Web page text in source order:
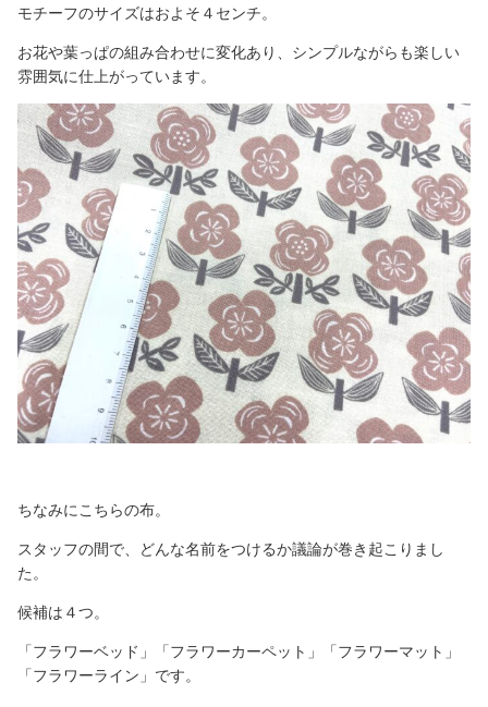
モチーフのサイズはおよそ４センチ。
お花や葉っぱの組み合わせに変化あり、シンプルながらも楽しい
雰囲気に仕上がっています。
ちなみにこちらの布。
スタッフの間で、どんな名前をつけるか議論が巻き起こりまし
た。
候補は４つ。
「フラワーベッド」「フラワーカーペット」「フラワーマット」
「フラワーライン」です。